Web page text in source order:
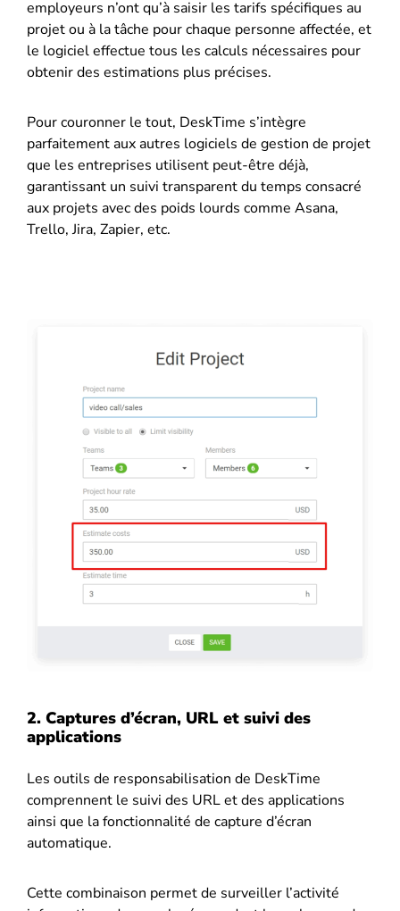
employeurs n’ont qu’à saisir les tarifs spécifiques au
projet ou à la tâche pour chaque personne affectée, et
le logiciel effectue tous les calculs nécessaires pour
obtenir des estimations plus précises.
Pour couronner le tout, DeskTime s’intègre
parfaitement aux autres logiciels de gestion de projet
que les entreprises utilisent peut-être déjà,
garantissant un suivi transparent du temps consacré
aux projets avec des poids lourds comme Asana,
Trello, Jira, Zapier, etc.
2. Captures d’écran, URL et suivi des
applications
Les outils de responsabilisation de DeskTime
comprennent le suivi des URL et des applications
ainsi que la fonctionnalité de capture d’écran
automatique.
Cette combinaison permet de surveiller l’activité